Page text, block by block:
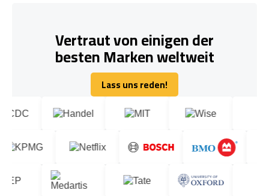
Vertraut von einigen der
besten Marken weltweit
Lass uns reden!
Lass uns reden!